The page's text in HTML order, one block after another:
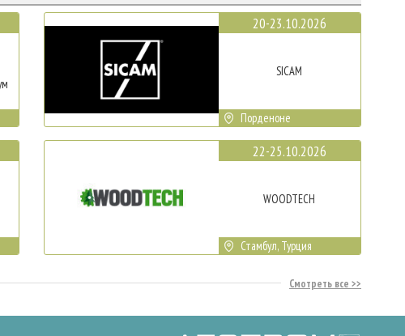
20-23.10.2026
SICAM
Порденоне
22-25.10.2026
WOODTECH
Стамбул, Турция
Смотреть все